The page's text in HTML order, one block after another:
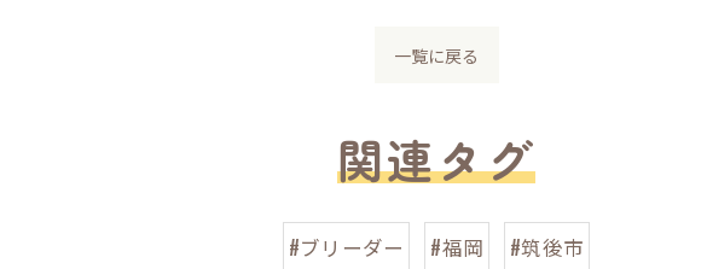
一覧に戻る
関連タグ
#ブリーダー #福岡 #筑後市